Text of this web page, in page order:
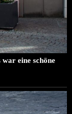
eine schöne